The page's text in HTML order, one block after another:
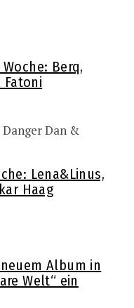
Berq,
Fatoni
Lena&Linus,
Haag
Album in
Welt“ ein